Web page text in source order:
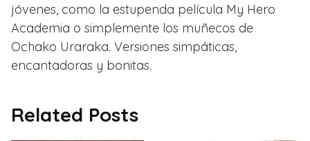
jóvenes, como la estupenda película My Hero
Academia o simplemente los muñecos de
Ochako Uraraka. Versiones simpáticas,
encantadoras y bonitas.
Related Posts